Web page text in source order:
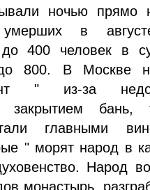
ночью прямо
умерших в
до 400 человек в
800. В Москве
" из-за
закрытием бань,
главными
" морят народ в
Народ
монастырь,